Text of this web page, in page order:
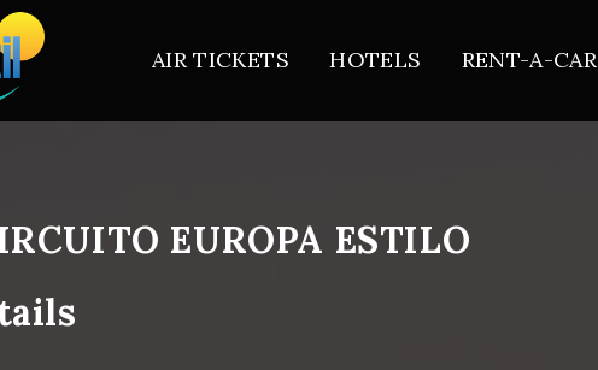
AIR TICKETS HOTELS RENT-A-CAR
EUROPA ESTILO